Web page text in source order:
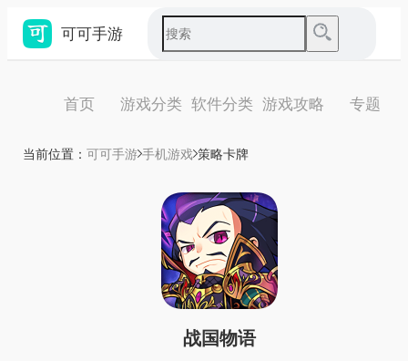
可可手游
首页 游戏分类 软件分类 游戏攻略 专题
当前位置： 可可手游 手机游戏 策略卡牌
战国物语